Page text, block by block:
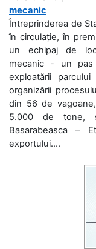
mecanic
Întreprinderea de
în circulație, în
un echipaj de
mecanic - un pas
exploatării
organizării
din 56 de
5.000 de tone,
Basarabeasca –
exportului....